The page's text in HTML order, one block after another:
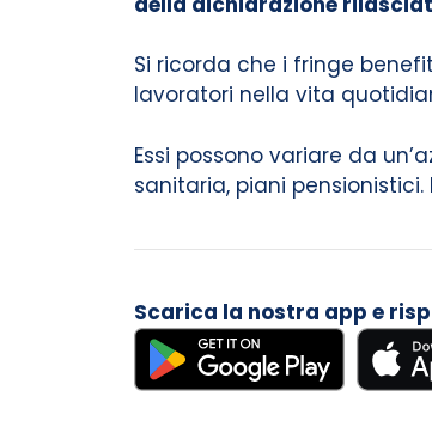
Si ricorda che i fringe
lavoratori nella vita
Essi possono variare da
sanitaria, piani
Scarica la nostra app e